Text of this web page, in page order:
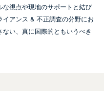
視点や現地のサポートと結び
アンス & 不正調査の分野にお
い、真に国際的ともいうべき
線 ～米国トラ